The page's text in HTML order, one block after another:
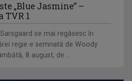
„Blue Jasmine” –
TVR 1
se mai regăsesc în
regie e semnată de Woody
8 august, de ...